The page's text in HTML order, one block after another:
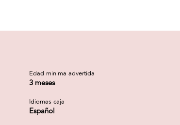
Edad minima advertida
3 meses
Idiomas caja
Español